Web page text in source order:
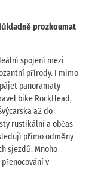
prozkoumat
spojení mezi
přírody. I mimo
panoramaty
bike RockHead,
až do
rustikální a občas
přímo odměny
sjezdů. Mnoho
v